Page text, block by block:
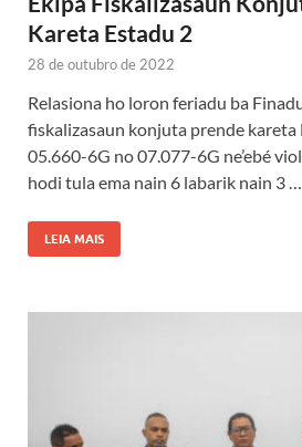
Kareta Estadu 2
28 de outubro de 2022
Relasiona ho loron feriadu ba
fiskalizasaun konjuta prende kareta
05.660-6G no 07.077-6G ne’ebé
hodi tula ema nain 6 labarik nain 3 …
LEIA MAIS